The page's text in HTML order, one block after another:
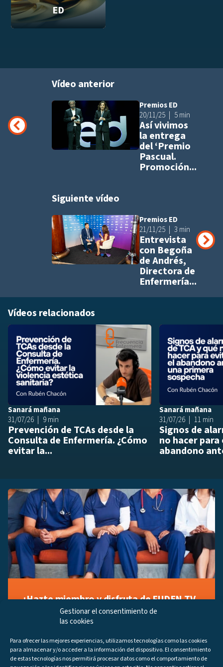
Gestionar el consentimiento de
las cookies
Para ofrecer las mejores experiencias, utilizamos tecnologías como las cookies
para almacenar y/o acceder a la información del dispositivo. El consentimiento
de estas tecnologías nos permitirá procesar datos como el comportamiento de
ED
Vídeo anterior
Añadir a
Premios ED
20/11/25
5 min
Así vivimos
la entrega
del ‘Premio
Pascual.
Promoción...
Siguiente vídeo
Añadir a
Premios ED
21/11/25
3 min
Entrevista
con Begoña
de Andrés,
Directora de
Enfermería...
Vídeos relacionados
Añadir a
Sanará mañana
31/07/26
9 min
Prevención de TCAs desde la
Consulta de Enfermería. ¿Cómo
evitar la...
Sanará mañana
31/07/26
11 min
Signos de
no hacer
abandono
¡Hazte miembro y disfruta de FUDEN TV
a tu manera!
Regístrate ahora gratuitamente y marca tus videos
los últimos programas disponibles.
Regístrate ahora